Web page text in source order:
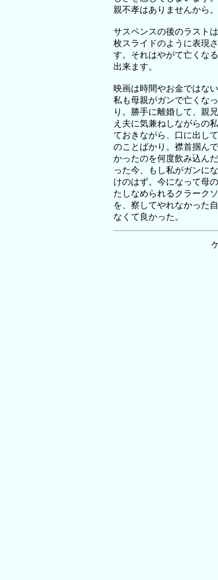
親不孝はありませんから。
サスペンスの後のラスト
枚スライドのように表現
す。それはやがて亡くな
出来ます。
映画は時間やお金ではな
私も母親がガンで亡くな
り。勝手に離婚して、親
え夫に気兼ねしながらの
ておきながら、口に出し
のことばかり。襟首掴ん
かったのを何度飲み込ん
った今、もし私がガンに
けのはず。今になって母
たしなめられるクラーク
を、察してやれなかった
なくて良かった。